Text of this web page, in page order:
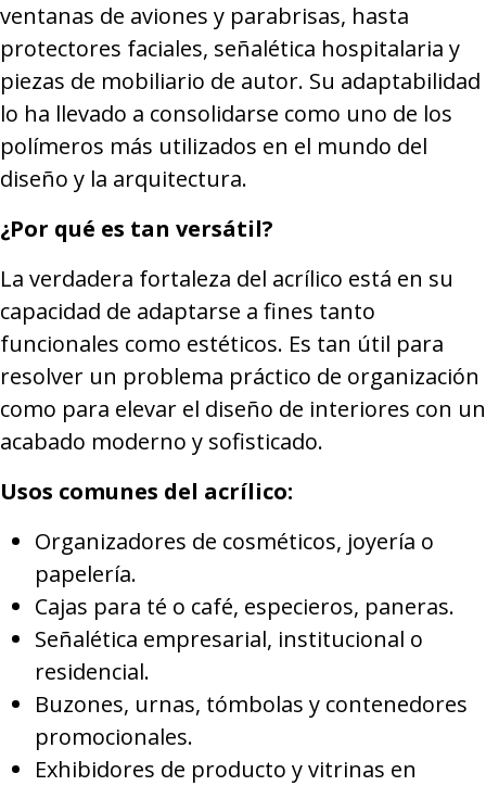
ventanas de aviones y parabrisas, hasta
protectores faciales, señalética hospitalaria y
piezas de mobiliario de autor. Su adaptabilidad
lo ha llevado a consolidarse como uno de los
polímeros más utilizados en el mundo del
diseño y la arquitectura.
¿Por qué es tan versátil?
La verdadera fortaleza del acrílico está en su
capacidad de adaptarse a fines tanto
funcionales como estéticos. Es tan útil para
resolver un problema práctico de organización
como para elevar el diseño de interiores con un
acabado moderno y sofisticado.
Usos comunes del acrílico:
Organizadores de cosméticos, joyería o
papelería.
Cajas para té o café, especieros, paneras.
Señalética empresarial, institucional o
residencial.
Buzones, urnas, tómbolas y contenedores
promocionales.
Exhibidores de producto y vitrinas en